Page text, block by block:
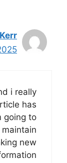
01/06/
i really
has
going to
new